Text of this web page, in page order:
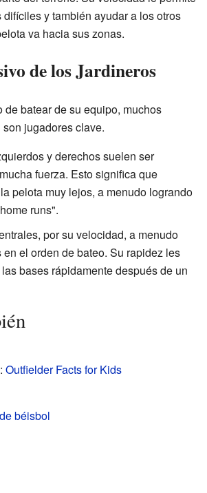
y también ayudar a los otros
va hacia sus zonas.
de los Jardineros
de batear de su equipo, muchos
jugadores clave.
y derechos suelen ser
fuerza. Esto significa que
pelota muy lejos, a menudo logrando
runs".
por su velocidad, a menudo
el orden de bateo. Su rapidez les
bases rápidamente después de un
Outfielder Facts for Kids
béisbol